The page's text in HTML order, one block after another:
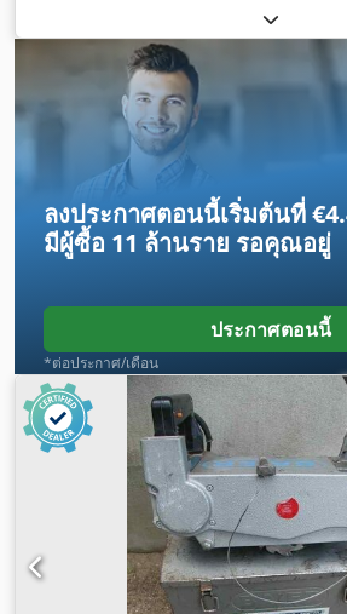
ลงประกาศตอนนี้เริ่มต้นที่
มีผู้ซื้อ 11 ล้านราย รอคุณอยู่
ประกาศตอนนี้
*ต่อประกาศ/เดือน